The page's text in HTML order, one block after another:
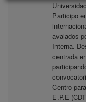
Participo
avalados
Interna.
centrada
Centro
E.P.E